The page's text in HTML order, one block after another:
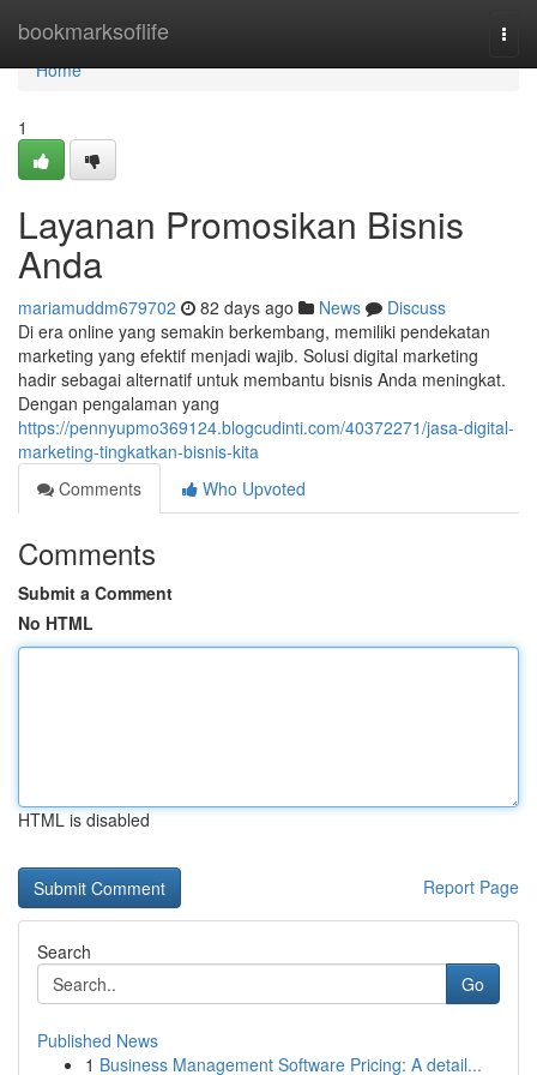
bookmarksoflife
Home
Home
1
Layanan Promosikan Bisnis
Anda
mariamuddm679702 82 days ago News
Discuss
Di era online yang semakin berkembang, memiliki pendekatan
marketing yang efektif menjadi wajib. Solusi digital marketing
hadir sebagai alternatif untuk membantu bisnis Anda meningkat.
Dengan pengalaman yang
https://pennyupmo369124.blogcudinti.com/40372271/jasa-digital-
marketing-tingkatkan-bisnis-kita
Comments
Who Upvoted
Comments
Submit a Comment
No HTML
HTML is disabled
Report Page
Search
Go
Published News
1 Business Management Software Pricing: A detail...